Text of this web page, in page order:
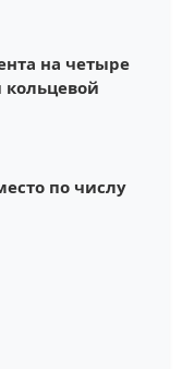
на четыре
по числу